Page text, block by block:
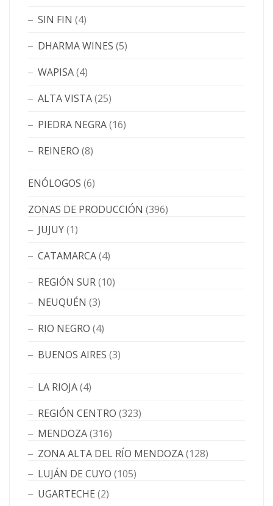
SIN FIN (4)
DHARMA WINES (5)
WAPISA(4)
ALTA VISTA(25)
PIEDRA NEGRA(16)
REINERO (8)
ENÓLOGOS (6)
ZONAS DE PRODUCCIÓN (396)
JUJUY(1)
CATAMARCA(4)
REGIÓN SUR(10)
NEUQUÉN (3)
RIO NEGRO (4)
BUENOS AIRES (3)
LA RIOJA(4)
REGIÓN CENTRO (323)
MENDOZA(316)
ZONA ALTA DEL RÍO MENDOZA(128)
LUJÁN DE CUYO (105)
UGARTECHE (2)